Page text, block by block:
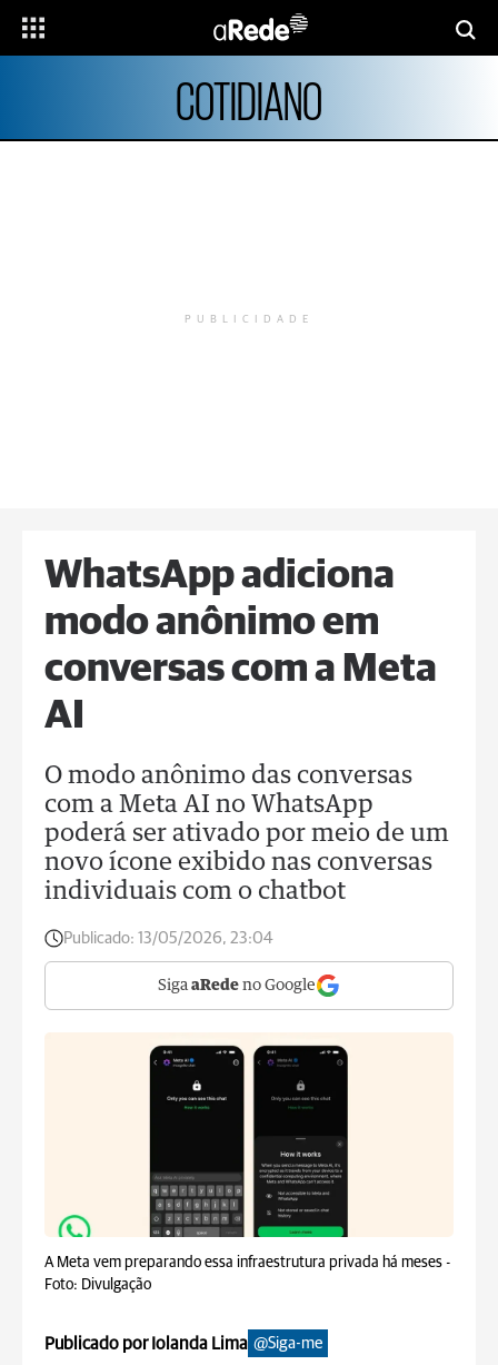
COTIDIANO
PUBLICIDADE
WhatsApp adiciona
modo anônimo em
conversas com a Meta
AI
O modo anônimo das conversas
com a Meta AI no WhatsApp
poderá ser ativado por meio de um
novo ícone exibido nas conversas
individuais com o chatbot
Publicado: 13/05/2026, 23:04
Siga aRede no Google
A Meta vem preparando essa infraestrutura privada há meses -
Foto: Divulgação
Publicado por Iolanda Lima @Siga-me